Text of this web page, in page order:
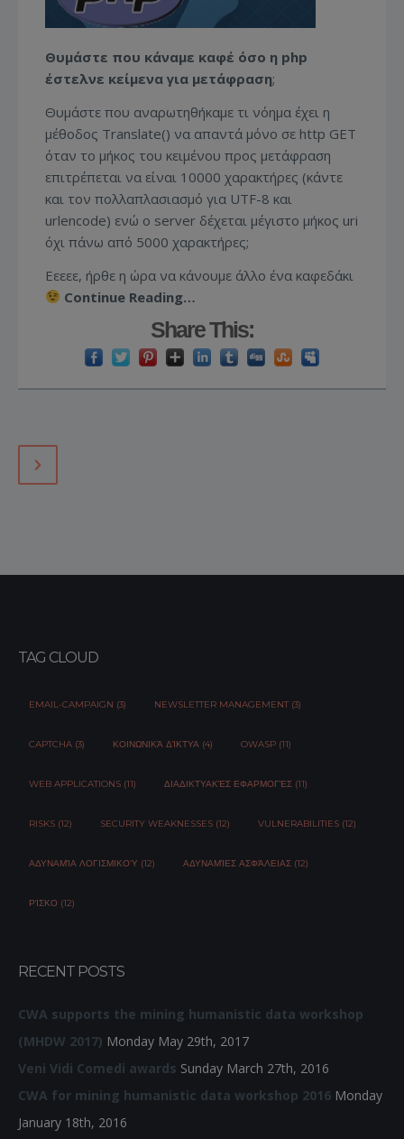
Θυμάστε που κάναμε καφέ όσο η php
έστελνε κείμενα για μετάφραση;
Θυμάστε που αναρωτηθήκαμε τι νόημα έχει η
μέθοδος Translate() να απαντά μόνο σε http GET
όταν το μήκος του κειμένου προς μετάφραση
επιτρέπεται να είναι 10000 χαρακτήρες (κάντε
και τον πολλαπλασιασμό για UTF-8 και
urlencode) ενώ ο server δέχεται μέγιστο μήκος uri
όχι πάνω από 5000 χαρακτήρες;
Εεεεε, ήρθε η ώρα να κάνουμε άλλο ένα καφεδάκι
Continue Reading…
Share This:
TAG CLOUD
EMAIL-CAMPAIGN (3) NEWSLETTER MANAGEMENT (3)
CAPTCHA (3) ΚΟΙΝΩΝΙΚΆ ΔΊΚΤΥΑ (4) OWASP (11)
WEB APPLICATIONS (11) ΔΙΑΔΙΚΤΥΑΚΈΣ ΕΦΑΡΜΟΓΈΣ (11)
RISKS (12) SECURITY WEAKNESSES (12) VULNERABILITIES (12)
ΑΔΥΝΑΜΊΑ ΛΟΓΙΣΜΙΚΟΎ (12) ΑΔΥΝΑΜΊΕΣ ΑΣΦΆΛΕΙΑΣ (12)
ΡΊΣΚΟ (12)
RECENT POSTS
CWA supports the mining humanistic data workshop
(MHDW 2017) Monday May 29th, 2017
Veni Vidi Comedi awards Sunday March 27th, 2016
CWA for mining humanistic data workshop 2016 Monday
January 18th, 2016